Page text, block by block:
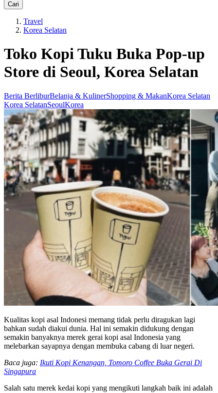
Cari
Travel
Korea Selatan
Toko Kopi Tuku Buka Pop-up
Store di Seoul, Korea Selatan
Berita BerliburBelanja & KulinerShopping & MakanKorea Selatan
Korea SelatanSeoulKorea
Kualitas kopi asal Indonesi memang tidak perlu diragukan lagi
bahkan sudah diakui dunia. Hal ini semakin didukung dengan
semakin banyaknya merek gerai kopi asal Indonesia yang
melebarkan sayapnya dengan membuka cabang di luar negeri.
Baca juga: Ikuti Kopi Kenangan, Tomoro Coffee Buka Gerai Di
Singapura
Salah satu merek kedai kopi yang mengikuti langkah baik ini adalah